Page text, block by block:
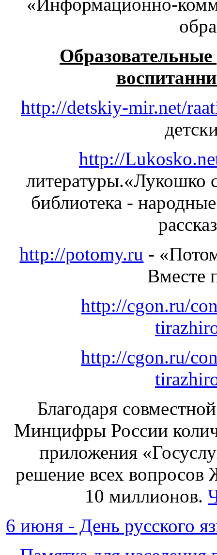
Образовательные
http://detskiy-mir.net/
http://
литературы.«Лукошко
библиотека -
http://potomy.ru -
Вместе
http://cgon.ru/
http://cgon.ru/
Благодаря
Минцифры России
приложения
решение всех
10 миллионов.
6 июня - День русского